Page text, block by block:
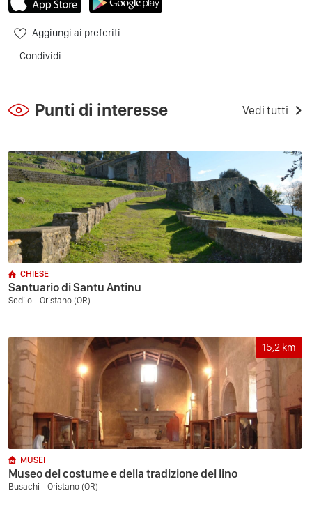
Aggiungi ai preferiti
Condividi
Punti di interesse Vedi tutti
CHIESE
Santuario di Santu Antinu
Sedilo - Oristano (OR)
15,2 km
MUSEI
Museo del costume e della tradizione del lino
Busachi - Oristano (OR)